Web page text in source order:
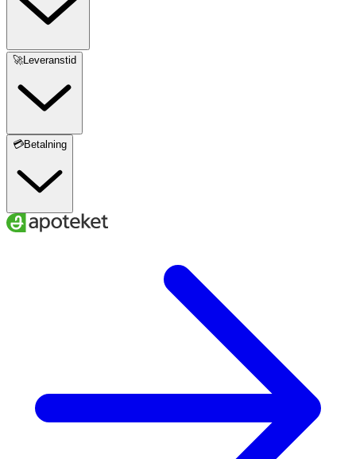
🚀Leveranstid
💳Betalning